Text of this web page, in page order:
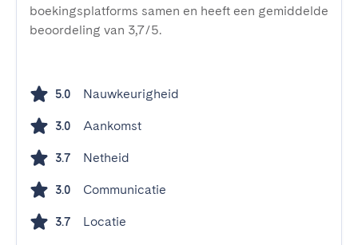
boekingsplatforms samen en heeft een gemiddelde
beoordeling van 3,7/5.
5.0 Nauwkeurigheid
3.0 Aankomst
3.7 Netheid
3.0 Communicatie
3.7 Locatie